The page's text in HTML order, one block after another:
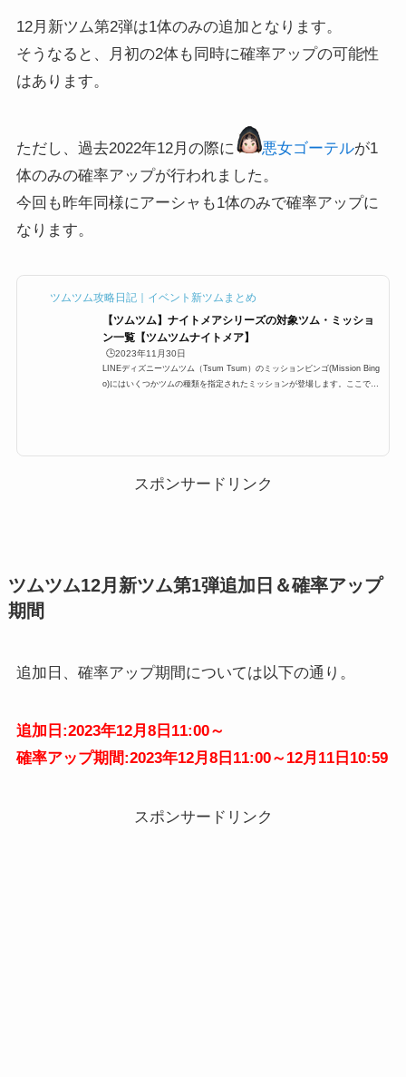
12月新ツム第2弾は1体のみの追加となります。
そうなると、月初の2体も同時に確率アップの可能性
はあります。
ただし、過去2022年12月の際に 悪女ゴーテルが1
体のみの確率アップが行われました。
今回も昨年同様にアーシャも1体のみで確率アップに
なります。
ツムツム攻略日記｜イベント新ツムまとめ
【ツムツム】ナイトメアシリーズの対象ツム・ミッショ
ン一覧【ツムツムナイトメア】
🕒️2023年11月30日
LINEディズニーツムツム（Tsum Tsum）のミッションビンゴ(Mission Bing
o)にはいくつかツムの種類を指定されたミッションが登場します。ここでは
ジャック パンプキンキン...
スポンサードリンク
ツムツム12月新ツム第1弾追加日＆確率アップ
期間
追加日、確率アップ期間については以下の通り。
追加日:2023年12月8日11:00～
確率アップ期間:2023年12月8日11:00～12月11日10:59
スポンサードリンク